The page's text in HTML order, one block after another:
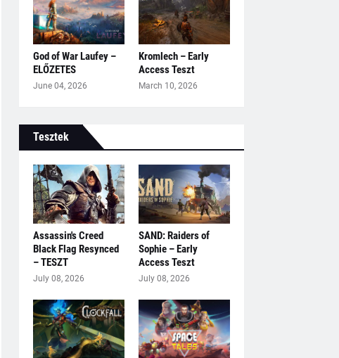
God of War Laufey –
ELŐZETES
June 04, 2026
Kromlech – Early
Access Teszt
March 10, 2026
Tesztek
Assassin's Creed
Black Flag Resynced
– TESZT
July 08, 2026
SAND: Raiders of
Sophie – Early
Access Teszt
July 08, 2026